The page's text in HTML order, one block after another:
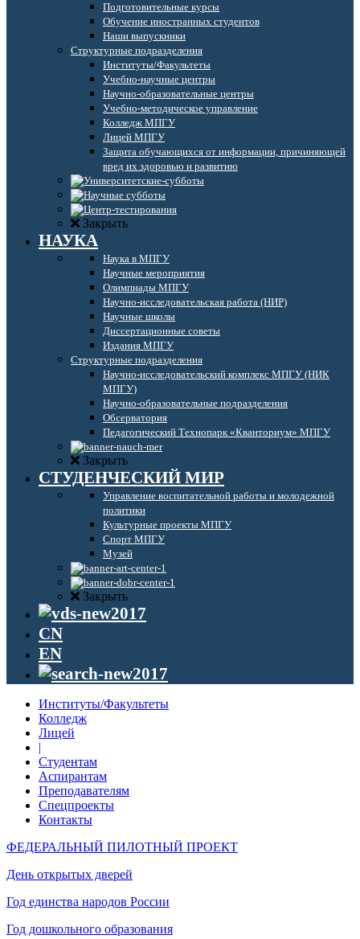
Подготовительные курсы
Обучение иностранных студентов
Наши выпускники
Структурные подразделения
Институты/Факультеты
Учебно-научные центры
Научно-образовательные центры
Учебно-методическое управление
Колледж МПГУ
Лицей МПГУ
Защита обучающихся от информации, причиняющей
вред их здоровью и развитию
Закрыть
НАУКА
Наука в МПГУ
Научные мероприятия
Олимпиады МПГУ
Научно-исследовательская работа (НИР)
Научные школы
Диссертационные советы
Издания МПГУ
Структурные подразделения
Научно-исследовательский комплекс МПГУ (НИК
МПГУ)
Научно-образовательные подразделения
Обсерватория
Педагогический Технопарк «Кванториум» МПГУ
Закрыть
СТУДЕНЧЕСКИЙ МИР
Управление воспитательной работы и молодежной
политики
Культурные проекты МПГУ
Спорт МПГУ
Музей
Закрыть
CN
EN
Институты/Факультеты
Колледж
Лицей
|
Студентам
Аспирантам
Преподавателям
Спецпроекты
Контакты
ФЕДЕРАЛЬНЫЙ ПИЛОТНЫЙ ПРОЕКТ
День открытых дверей
Год единства народов России
Год дошкольного образования